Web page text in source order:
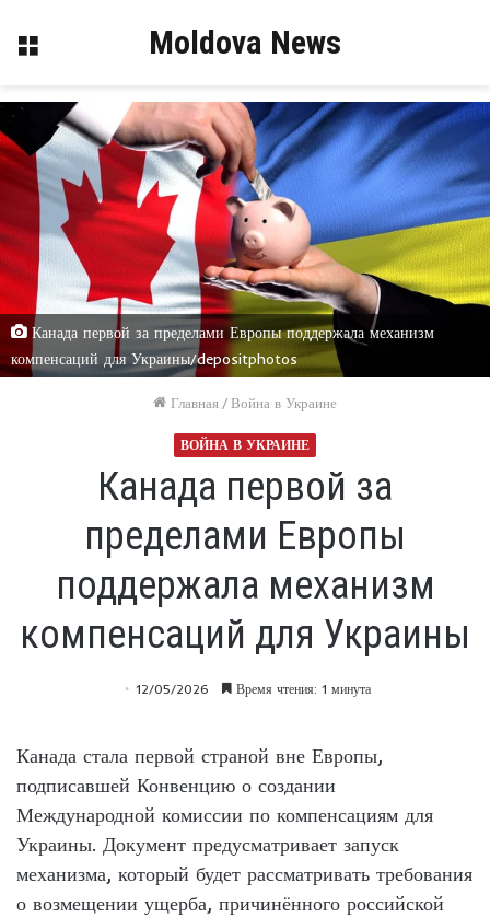
Меню Moldova News
Канада первой за пределами Европы поддержала механизм
компенсаций для Украины/depositphotos
Главная /Война в Украине
ВОЙНА В УКРАИНЕ
Канада первой за
пределами Европы
поддержала механизм
компенсаций для Украины
12/05/2026 Время чтения: 1 минута
Канада стала первой страной вне Европы,
подписавшей Конвенцию о создании
Международной комиссии по компенсациям для
Украины. Документ предусматривает запуск
механизма, который будет рассматривать требования
о возмещении ущерба, причинённого российской